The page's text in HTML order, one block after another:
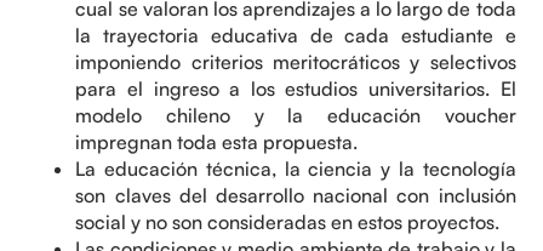
cual se valoran los aprendizajes a lo largo de toda
la trayectoria educativa de cada estudiante e
imponiendo criterios meritocráticos y selectivos
para el ingreso a los estudios universitarios. El
modelo chileno y la educación voucher
impregnan toda esta propuesta.
La educación técnica, la ciencia y la tecnología
son claves del desarrollo nacional con inclusión
social y no son consideradas en estos proyectos.